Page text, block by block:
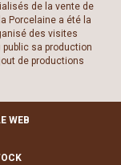
de la vente de
Porcelaine a été la
des visites
sa production
de productions
WEB